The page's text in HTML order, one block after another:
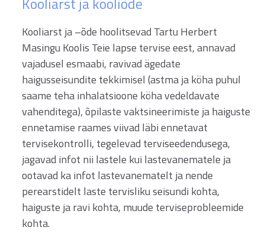
Kooliarst ja –õde hoolitsevad Tartu Herbert
Masingu Koolis Teie lapse tervise eest, annavad
vajadusel esmaabi, ravivad ägedate
haigusseisundite tekkimisel (astma ja köha puhul
saame teha inhalatsioone köha vedeldavate
vahenditega), õpilaste vaktsineerimiste ja haiguste
ennetamise raames viivad läbi ennetavat
tervisekontrolli, tegelevad terviseedendusega,
jagavad infot nii lastele kui lastevanematele ja
ootavad ka infot lastevanematelt ja nende
perearstidelt laste tervisliku seisundi kohta,
haiguste ja ravi kohta, muude terviseprobleemide
kohta.